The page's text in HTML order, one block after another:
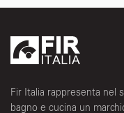
Fir Italia rappresenta nel
bagno e cucina un